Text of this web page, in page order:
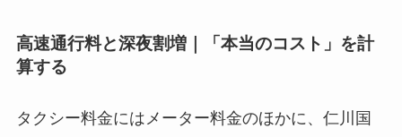
高速通行料と深夜割増｜「本当のコスト」を計
算する
タクシー料金にはメーター料金のほかに、仁川国